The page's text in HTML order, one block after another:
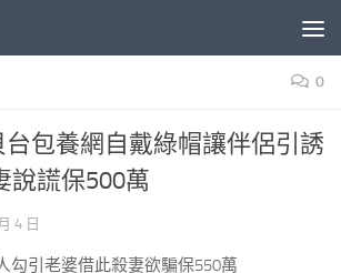
0
包養網自戴綠帽讓伴侶引誘
說謊保500萬
4 日